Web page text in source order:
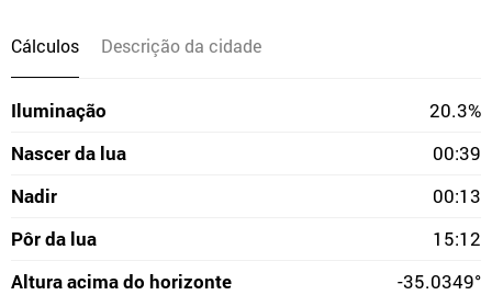
Cálculos Descrição da cidade
Iluminação
20.3%
Nascer da lua
00:39
Nadir
00:13
Pôr da lua
15:12
Altura acima do horizonte
-35.0349°